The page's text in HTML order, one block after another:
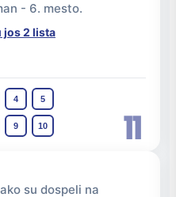
11
- 6. mesto.
jos 2 lista
4 5
9 10
su dospeli na